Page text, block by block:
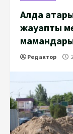
Алда
жауапты
Редактор